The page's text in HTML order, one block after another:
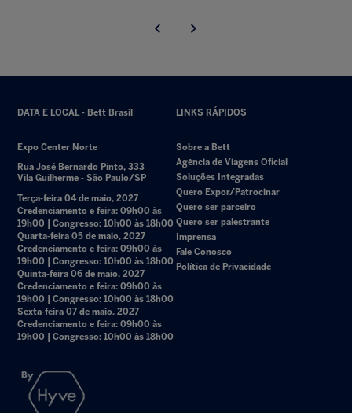
DATA E LOCAL - Bett Brasil
Expo Center Norte
Rua José Bernardo Pinto, 333
Vila Guilherme - São Paulo/SP
Terça-feira 04 de maio, 2027
Credenciamento e feira: 09h00 às
19h00 | Congresso: 10h00 às 18h00
Quarta-feira 05 de maio, 2027
Credenciamento e feira: 09h00 às
19h00 | Congresso: 10h00 às 18h00
Quinta-feira 06 de maio, 2027
Credenciamento e feira: 09h00 às
19h00 | Congresso: 10h00 às 18h00
Sexta-feira 07 de maio, 2027
Credenciamento e feira: 09h00 às
19h00 | Congresso: 10h00 às 18h00
LINKS RÁPIDOS
Sobre a Bett
Agência de Viagens Oficial
Soluções Integradas
Quero Expor/Patrocinar
Quero ser parceiro
Quero ser palestrante
Imprensa
Fale Conosco
Política de Privacidade